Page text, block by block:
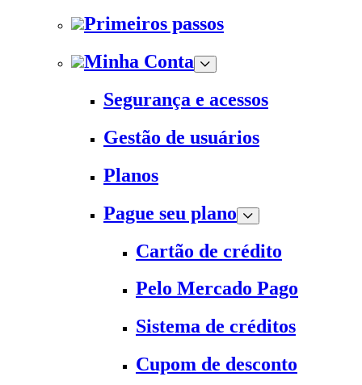
Primeiros passos
Minha Conta
Segurança e acessos
Gestão de usuários
Planos
Pague seu plano
Cartão de crédito
Pelo Mercado Pago
Sistema de créditos
Cupom de desconto